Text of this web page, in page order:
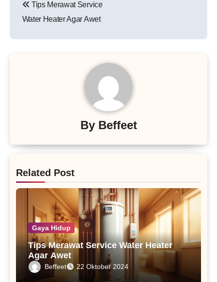
pos
Tips Merawat Service
Water Heater Agar Awet
By Beffeet
Related Post
Gaya Hidup
Tips Merawat Service Water Heater
Agar Awet
Beffeet 22 Oktober 2024